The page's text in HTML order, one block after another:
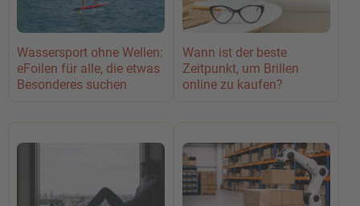
Wassersport ohne Wellen:
eFoilen für alle, die etwas
Besonderes suchen
Wann ist der beste
Zeitpunkt, um Brillen
online zu kaufen?